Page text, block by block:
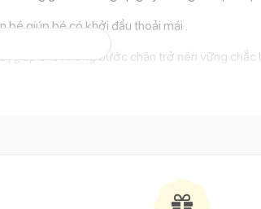
bé giúp bé có khởi đầu thoải mái .
giúp cho những bước chân trở nên vững chắc